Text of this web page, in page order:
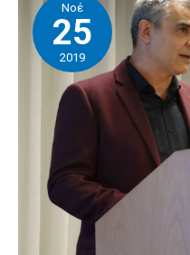
Νοέ
25
2019
για
τη
μνήμη
και
τη
μάθηση
Σεμινάρια
διδακτικής
ΟΕΦΕ